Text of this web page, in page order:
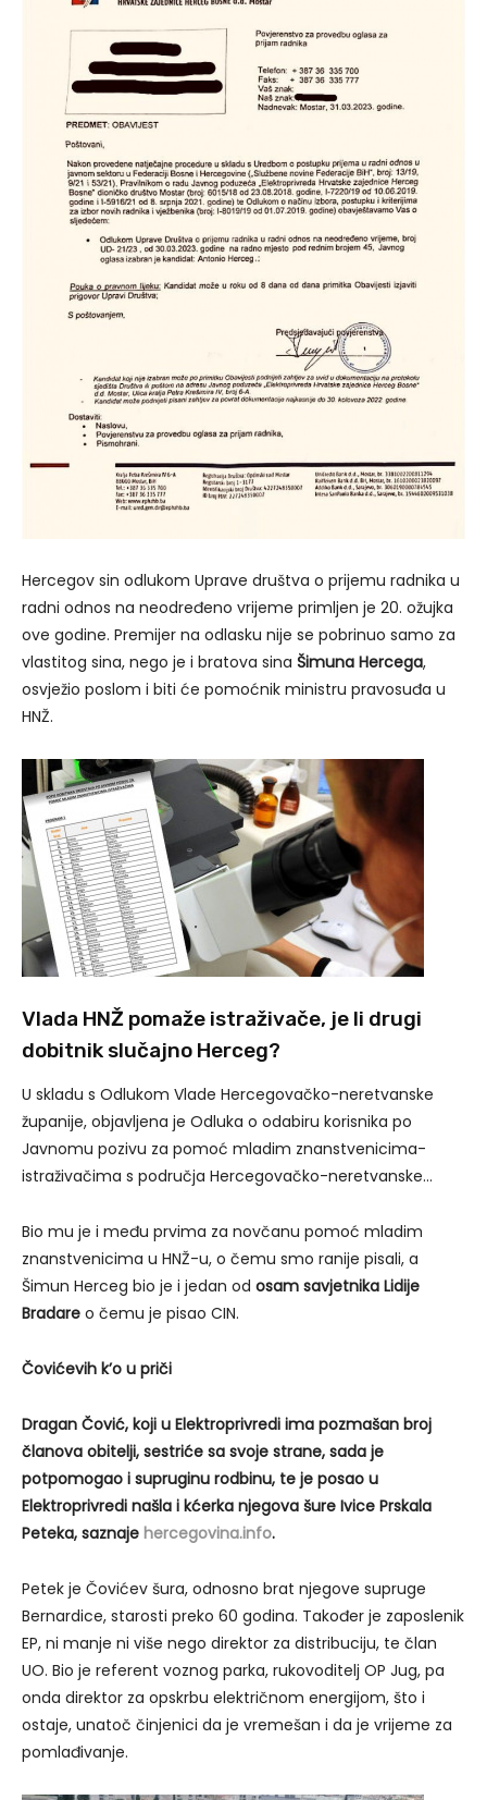
Hercegov sin odlukom Uprave društva o prijemu radnika u
radni odnos na neodređeno vrijeme primljen je 20. ožujka
ove godine. Premijer na odlasku nije se pobrinuo samo za
vlastitog sina, nego je i bratova sina Šimuna Hercega,
osvježio poslom i biti će pomoćnik ministru pravosuđa u
HNŽ.
Vlada HNŽ pomaže istraživače, je li drugi
dobitnik slučajno Herceg?
U skladu s Odlukom Vlade Hercegovačko-neretvanske
županije, objavljena je Odluka o odabiru korisnika po
Javnomu pozivu za pomoć mladim znanstvenicima-
istraživačima s područja Hercegovačko-neretvanske…
Bio mu je i među prvima za novčanu pomoć mladim
znanstvenicima u HNŽ-u, o čemu smo ranije pisali, a
Šimun Herceg bio je i jedan od osam savjetnika Lidije
Bradare o čemu je pisao CIN.
Čovićevih k’o u priči
Dragan Čović, koji u Elektroprivredi ima pozmašan broj
članova obitelji, sestriće sa svoje strane, sada je
potpomogao i supruginu rodbinu, te je posao u
Elektroprivredi našla i kćerka njegova šure Ivice Prskala
Peteka, saznaje hercegovina.info.
Petek je Čovićev šura, odnosno brat njegove supruge
Bernardice, starosti preko 60 godina. Također je zaposlenik
EP, ni manje ni više nego direktor za distribuciju, te član
UO. Bio je referent voznog parka, rukovoditelj OP Jug, pa
onda direktor za opskrbu električnom energijom, što i
ostaje, unatoč činjenici da je vremešan i da je vrijeme za
pomlađivanje.